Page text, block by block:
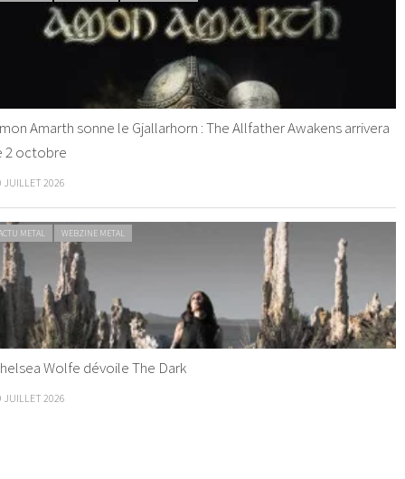
Amarth sonne le Gjallarhorn : The Allfather Awakens arrivera
2 octobre
JUILLET 2026
METAL WEBZINE METAL
Wolfe dévoile The Dark
JUILLET 2026